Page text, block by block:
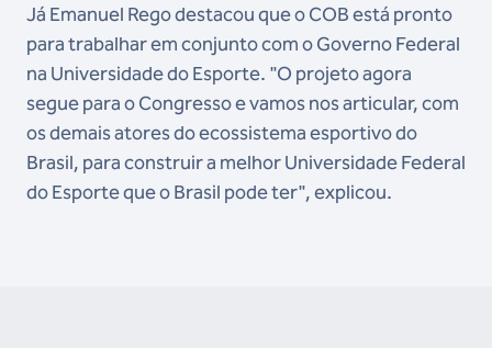
Já Emanuel Rego destacou que o COB está pronto
para trabalhar em conjunto com o Governo Federal
na Universidade do Esporte. "O projeto agora
segue para o Congresso e vamos nos articular, com
os demais atores do ecossistema esportivo do
Brasil, para construir a melhor Universidade Federal
do Esporte que o Brasil pode ter", explicou.